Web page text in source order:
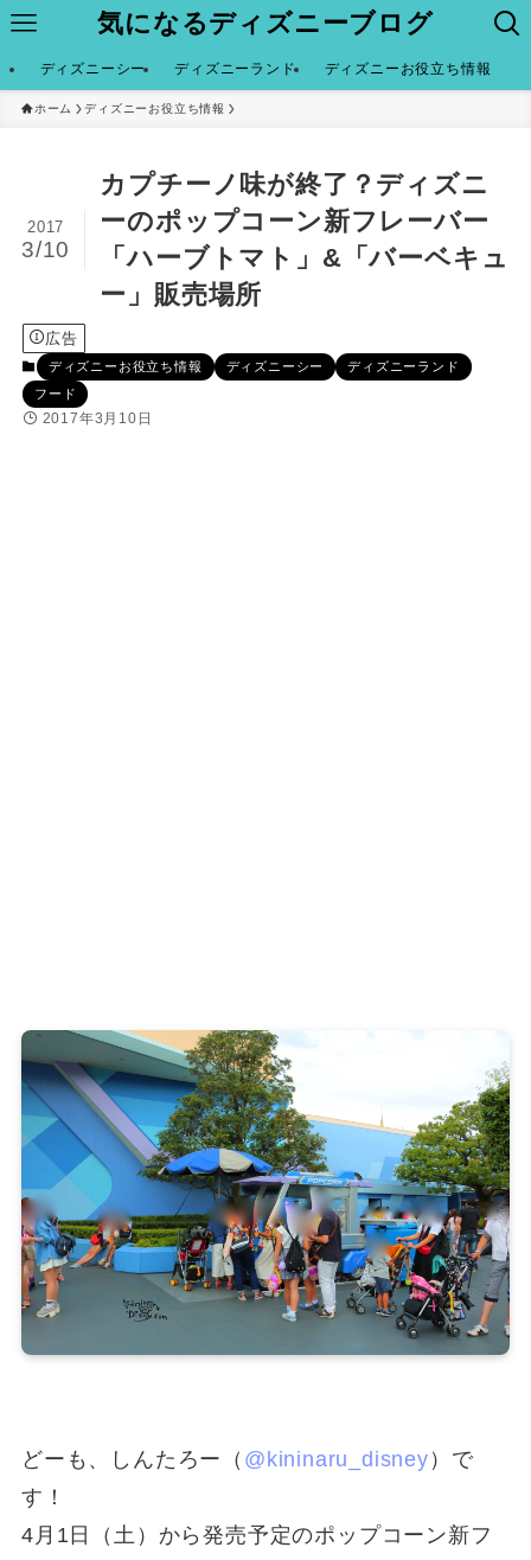
気になるディズニーブログ
ディズニーシー ディズニーランド ディズニーお役立ち情報
ホーム ディズニーお役立ち情報
カプチーノ味が終了？ディズニ
ーのポップコーン新フレーバー
「ハーブトマト」&「バーベキュ
ー」販売場所
2017
3/10
広告
ディズニーお役立ち情報 ディズニーシー
ディズニーランド
フード
2017年3月10日
どーも、しんたろー（ @kininaru_disney ）で
す！
4月1日（土）から発売予定のポップコーン新フ